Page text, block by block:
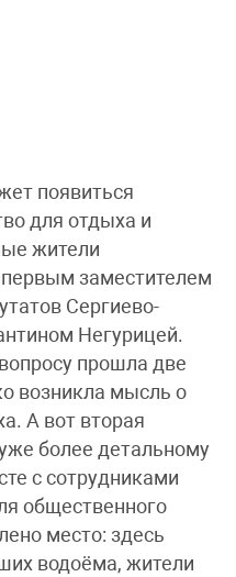
появиться
для отдыха и
жители
заместителем
Сергиево-
Негурицей.
прошла две
возникла мысль о
А вот вторая
более детальному
с сотрудниками
общественного
место: здесь
водоёма, жители